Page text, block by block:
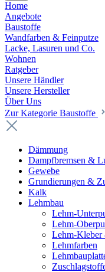
Home
Angebote
Baustoffe
Wandfarben & Feinputze
Lacke, Lasuren und Co.
Wohnen
Ratgeber
Unsere Händler
Unsere Hersteller
Über Uns
Zur Kategorie Baustoffe
Dämmung
Dampfbremsen &
Gewebe
Grundierungen &
Kalk
Lehmbau
Lehm-
Lehm-
Lehm-Kleber
Lehmfarben